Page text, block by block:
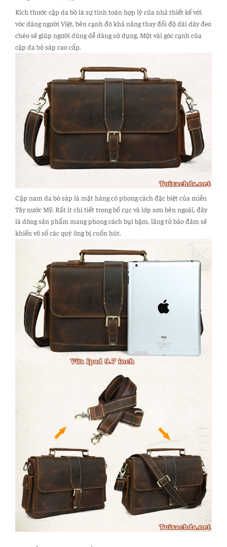
Kích thước cặp da bò là sự tính toán hợp lý của nhà thiết kế với
vóc dáng người Việt, bên cạnh đó khả năng thay đổi độ dài dây đeo
chéo sẽ giúp người dùng dễ dàng sử dụng. Một vài góc cạnh của
cặp da bò sáp cao cấp.
Cặp nam da bò sáp là mặt hàng có phong cách đặc biệt của miền
Tây nước Mỹ. Rất ít chi tiết trong bố cục và lớp sơn bên ngoài, đây
là dòng sản phẩm mang phong cách bụi bặm, lãng tử bảo đảm sẽ
khiến vô số các quý ông bị cuốn hút.